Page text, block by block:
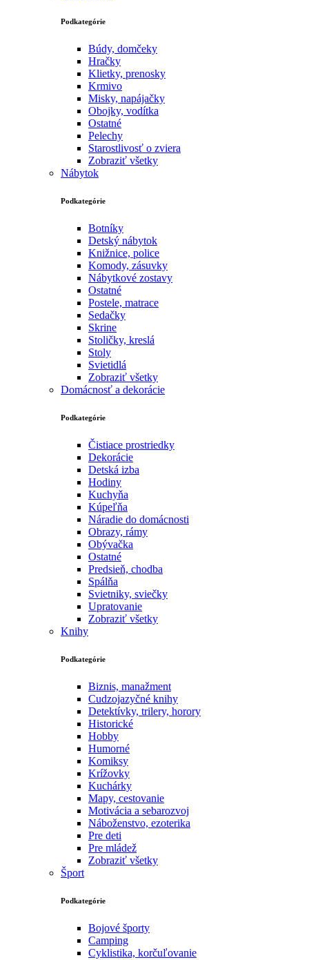
Podkategórie
Búdy, domčeky
Hračky
Klietky, prenosky
Krmivo
Misky, napájačky
Obojky, vodítka
Ostatné
Pelechy
Starostlivosť o zviera
Zobraziť všetky
Nábytok
Podkategórie
Botníky
Detský nábytok
Knižnice, police
Komody, zásuvky
Nábytkové zostavy
Ostatné
Postele, matrace
Sedačky
Skrine
Stoličky, kreslá
Stoly
Svietidlá
Zobraziť všetky
Domácnosť a dekorácie
Podkategórie
Čistiace prostriedky
Dekorácie
Detská izba
Hodiny
Kuchyňa
Kúpeľňa
Náradie do domácnosti
Obrazy, rámy
Obývačka
Ostatné
Predsieň, chodba
Spálňa
Svietniky, sviečky
Upratovanie
Zobraziť všetky
Knihy
Podkategórie
Biznis, manažment
Cudzojazyčné knihy
Detektívky, trilery, horory
Historické
Hobby
Humorné
Komiksy
Krížovky
Kuchárky
Mapy, cestovanie
Motivácia a sebarozvoj
Náboženstvo, ezoterika
Pre deti
Pre mládež
Zobraziť všetky
Šport
Podkategórie
Bojové športy
Camping
Cyklistika, korčuľovanie